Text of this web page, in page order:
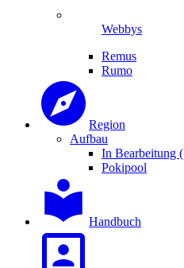
Webbys
Remus
Rumo
Region
Aufbau
In Bearbeitung
Pokipool
Handbuch